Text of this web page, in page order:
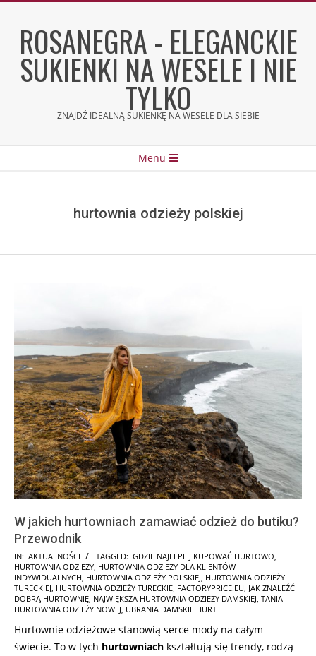
contentROSANEGRA - ELEGANCKIE
SUKIENKI NA WESELE I NIE
TYLKO
ZNAJDŹ IDEALNĄ SUKIENKĘ NA WESELE DLA SIEBIE
Menu
hurtownia odzieży polskiej
W jakich hurtowniach zamawiać odzież do butiku?
Przewodnik
2025-
09-
22
IN: AKTUALNOŚCI TAGGED: GDZIE NAJLEPIEJ KUPOWAĆ HURTOWO,
HURTOWNIA ODZIEŻY, HURTOWNIA ODZIEŻY DLA KLIENTÓW
INDYWIDUALNYCH, HURTOWNIA ODZIEŻY POLSKIEJ, HURTOWNIA ODZIEŻY
TURECKIEJ, HURTOWNIA ODZIEŻY TURECKIEJ FACTORYPRICE.EU, JAK ZNALEŹĆ
DOBRĄ HURTOWNIĘ, NAJWIĘKSZA HURTOWNIA ODZIEŻY DAMSKIEJ, TANIA
HURTOWNIA ODZIEŻY NOWEJ, UBRANIA DAMSKIE HURT
Hurtownie odzieżowe stanowią serce mody na całym
świecie. To w tych hurtowniach kształtują się trendy, rodzą